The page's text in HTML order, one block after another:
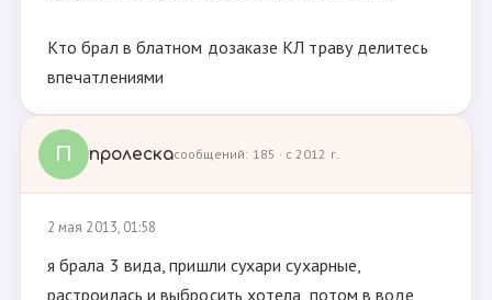
Кто брал в блатном дозаказе КЛ траву делитесь
впечатлениями
П пролескасообщений: 185 · с 2012 г.
2 мая 2013, 01:58
я брала 3 вида, пришли сухари сухарные,
растроилась и выбросить хотела, потом в воде